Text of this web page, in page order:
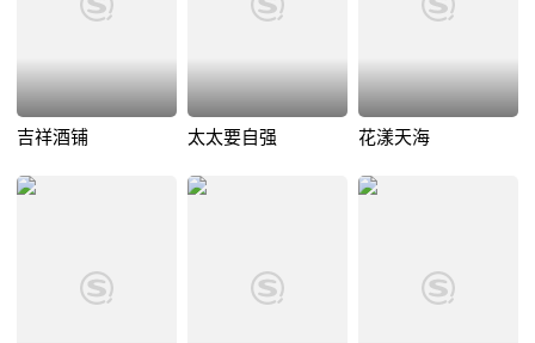
吉祥酒铺 太太要自强 花漾天海